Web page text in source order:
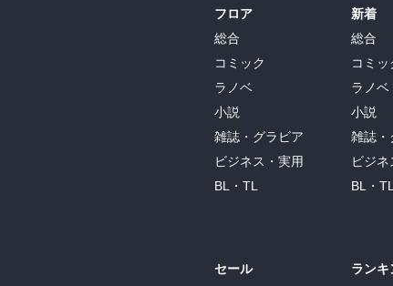
フロア
総合
コミック
ラノベ
小説
雑誌・グラビア
ビジネス・実用
BL・TL
セール
新着
総合
コミッ
ラノベ
小説
雑誌・
ビジネ
BL・
ランキ